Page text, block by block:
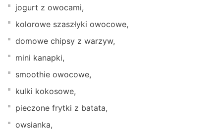
jogurt z owocami,
kolorowe szaszłyki owocowe,
domowe chipsy z warzyw,
mini kanapki,
smoothie owocowe,
kulki kokosowe,
pieczone frytki z batata,
owsianka,